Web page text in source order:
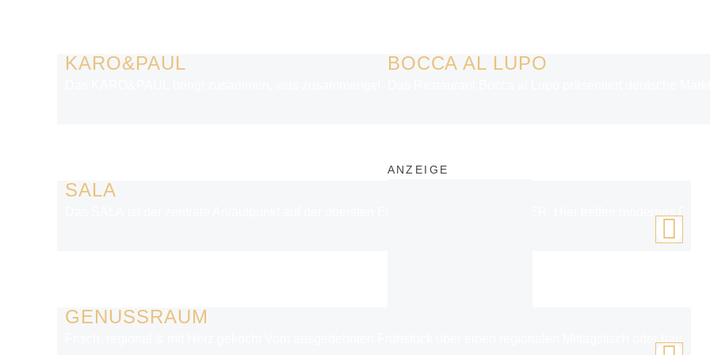
KARO&PAUL BOCCA AL LUPO
SALA
ANZEIGE
GENUSSRAUM